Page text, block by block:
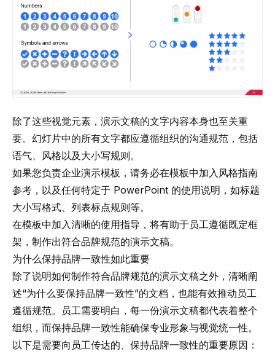
除了这些视觉元素，演示文稿的文字内容本身也至关重
要。幻灯片中的所有文字都应遵循组织的沟通规范，包括
语气、风格以及大小写规则。
如果您负责企业演示模板，请务必在模板中加入风格指南
参考，以及任何特定于 PowerPoint 的使用说明，如标题
大小写格式、列表标点规则等。
在模板中加入清晰的使用指导，将有助于员工遵循既定框
架，制作出符合品牌规范的演示文稿。
为什么保持品牌一致性如此重要
除了说明如何制作符合品牌规范的演示文稿之外，清晰阐
述“为什么要保持品牌一致性”的文档，也能有效推动员工
遵循规范。员工需要明白，每一份演示文稿都代表着整个
组织，而保持品牌一致性能确保专业形象与视觉统一性。
以下是需要向员工传达的、保持品牌一致性的重要原因：